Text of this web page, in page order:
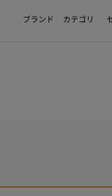
ブランド カテゴリ